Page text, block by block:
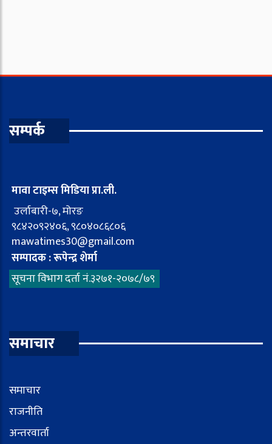
सम्पर्क
मावा टाइम्स मिडिया प्रा.ली.
उर्लाबारी-७, मोरङ
९८४२०९२४०६, ९८०४०८६८०६
mawatimes30@gmail.com
सम्पादक : रूपेन्द्र शेर्मा
सूचना विभाग दर्ता नं.३२७१-२०७८/७९
समाचार
समाचार
राजनीति
अन्तरवार्ता